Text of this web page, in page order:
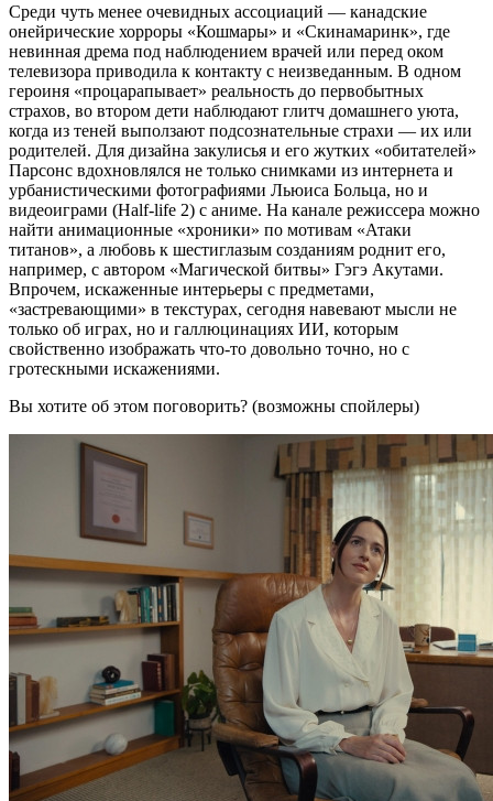
Среди чуть менее очевидных ассоциаций — канадские
онейрические хорроры «Кошмары» и «Скинамаринк», где
невинная дрема под наблюдением врачей или перед оком
телевизора приводила к контакту с неизведанным. В одном
героиня «процарапывает» реальность до первобытных
страхов, во втором дети наблюдают глитч домашнего уюта,
когда из теней выползают подсознательные страхи — их или
родителей. Для дизайна закулисья и его жутких «обитателей»
Парсонс вдохновлялся не только снимками из интернета и
урбанистическими фотографиями Льюиса Больца, но и
видеоиграми (Half-life 2) с аниме. На канале режиссера можно
найти анимационные «хроники» по мотивам «Атаки
титанов», а любовь к шестиглазым созданиям роднит его,
например, с автором «Магической битвы» Гэгэ Акутами.
Впрочем, искаженные интерьеры с предметами,
«застревающими» в текстурах, сегодня навевают мысли не
только об играх, но и галлюцинациях ИИ, которым
свойственно изображать что-то довольно точно, но с
гротескными искажениями.
Вы хотите об этом поговорить? (возможны спойлеры)